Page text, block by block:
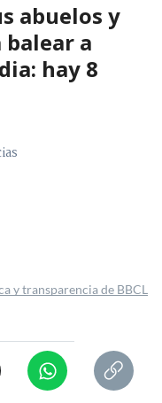
abuelos y
balear a
hay 8
y transparencia de BBCL